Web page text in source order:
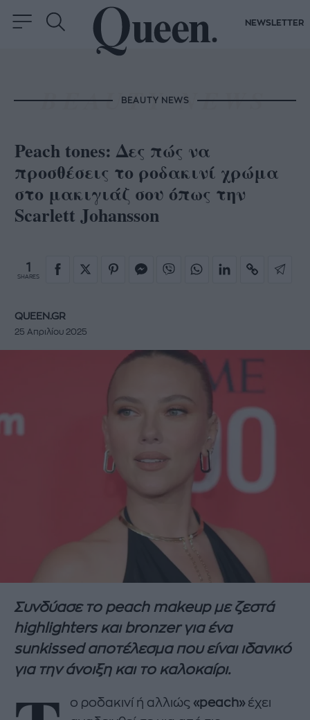
NEWSLETTER
BEAUTY NEWS
Peach tones: Δες πώς να
προσθέσεις το ροδακινί χρώμα
στο μακιγιάζ σου όπως την
Scarlett Johansson
1
SHARES
QUEEN.GR
25 Απριλίου 2025
Συνδύασε το peach makeup με ζεστά
highlighters και bronzer για ένα
sunkissed αποτέλεσμα που είναι ιδανικό
για την άνοιξη και το καλοκαίρι.
ο ροδακινί ή αλλιώς «peach»έχει